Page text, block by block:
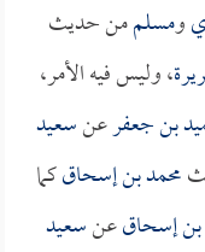
ومسلممن حديث
، وليس فيه الأمر،
بن جعفرعنسعيد
محمد بن إسحاقكما
إسحاقعنسعيد